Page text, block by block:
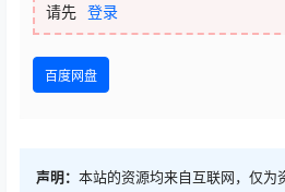
请先 登录
百度网盘
声明： 本站的资源均来自互联网，仅为